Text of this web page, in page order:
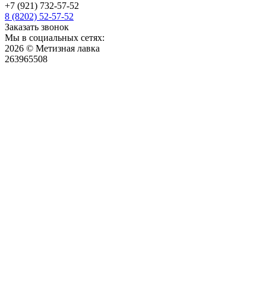
+7 (921) 732-57-52
8 (8202) 52-57-52
Заказать звонок
Мы в социальных сетях:
2026 © Метизная лавка
263965508